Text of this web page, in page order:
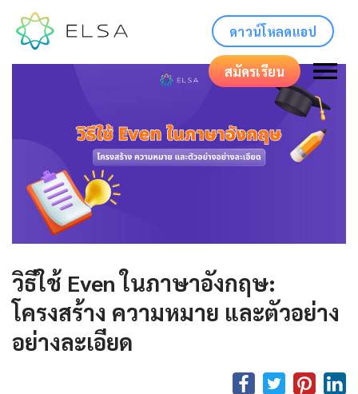
ดาวน์โหลดแอป
สมัครเรียน
วิธีใช้ Even ในภาษาอังกฤษ:
โครงสร้าง ความหมาย และตัวอย่าง
อย่างละเอียด